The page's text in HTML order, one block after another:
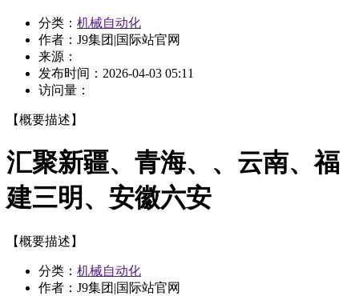
分类： 机械自动化
作者：J9集团|国际站官网
来源：
发布时间： 2026-04-03 05:11
访问量：
【概要描述】
汇聚新疆、青海、、云南、福
建三明、安徽六安
【概要描述】
分类： 机械自动化
作者：J9集团|国际站官网